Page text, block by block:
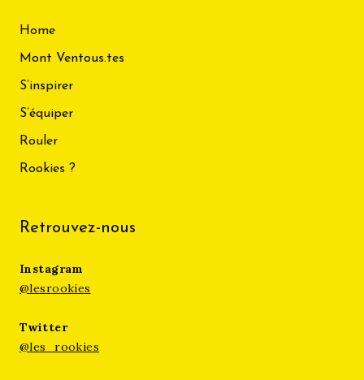
Home
Mont Ventous.tes
S’inspirer
S’équiper
Rouler
Rookies ?
Retrouvez-nous
Instagram
@lesrookies
Twitter
@les_rookies